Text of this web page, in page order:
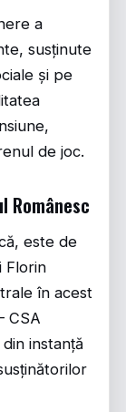
a
susținute
și pe
de joc.
Românesc
este de
Florin
în acest
CSA
instanță